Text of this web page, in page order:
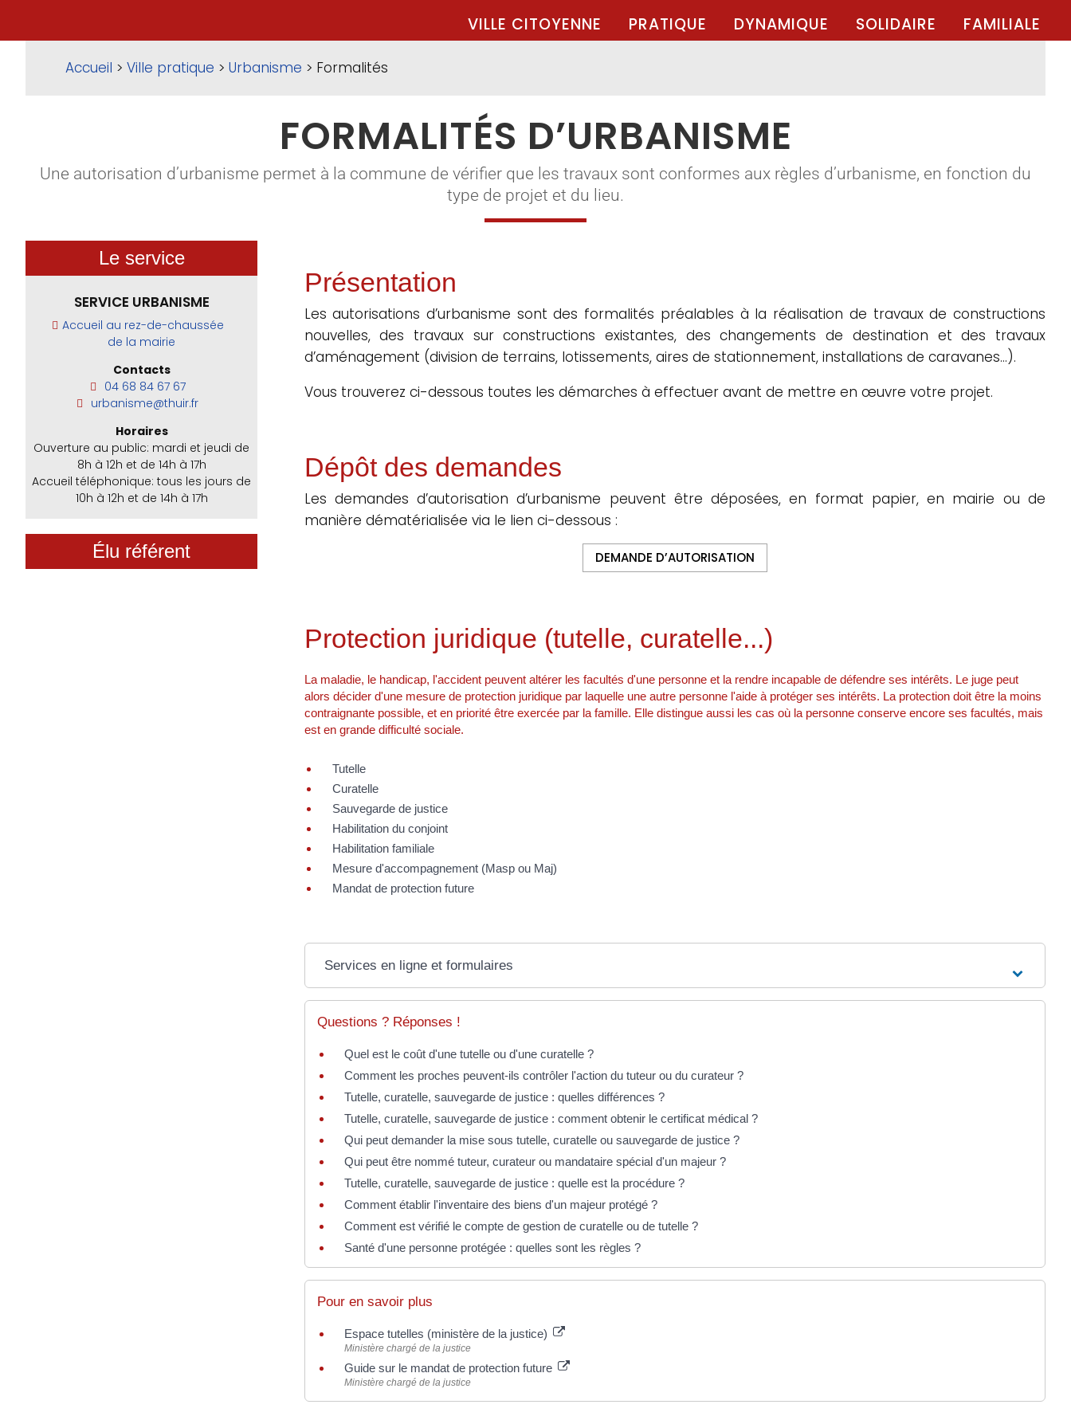
VILLE CITOYENNE PRATIQUE DYNAMIQUE SOLIDAIRE FAMILIALE
Accueil > Ville pratique > Urbanisme > Formalités
FORMALITÉS D’URBANISME
Une autorisation d’urbanisme permet à la commune de vérifier que les travaux sont conformes aux règles d’urbanisme, en fonction du
type de projet et du lieu.
Le service
SERVICE URBANISME
Accueil au rez-de-chaussée
de la mairie
Contacts
04 68 84 67 67
urbanisme@thuir.fr
Horaires
Ouverture au public: mardi et jeudi de
8h à 12h et de 14h à 17h
Accueil téléphonique: tous les jours de
10h à 12h et de 14h à 17h
Élu référent
Présentation
Les autorisations d’urbanisme sont des formalités préalables à la réalisation de travaux de constructions
nouvelles, des travaux sur constructions existantes, des changements de destination et des travaux
d’aménagement (division de terrains, lotissements, aires de stationnement, installations de caravanes…).
Vous trouverez ci-dessous toutes les démarches à effectuer avant de mettre en œuvre votre projet.
Dépôt des demandes
Les demandes d’autorisation d’urbanisme peuvent être déposées, en format papier, en mairie ou de
manière dématérialisée via le lien ci-dessous :
DEMANDE D’AUTORISATION
Protection juridique (tutelle, curatelle...)
La maladie, le handicap, l'accident peuvent altérer les facultés d'une personne et la rendre incapable de défendre ses intérêts. Le juge peut
alors décider d'une mesure de protection juridique par laquelle une autre personne l'aide à protéger ses intérêts. La protection doit être la moins
contraignante possible, et en priorité être exercée par la famille. Elle distingue aussi les cas où la personne conserve encore ses facultés, mais
est en grande difficulté sociale.
Tutelle
Curatelle
Sauvegarde de justice
Habilitation du conjoint
Habilitation familiale
Mesure d'accompagnement (Masp ou Maj)
Mandat de protection future
Services en ligne et formulaires
Questions ? Réponses !
Quel est le coût d'une tutelle ou d'une curatelle ?
Comment les proches peuvent-ils contrôler l'action du tuteur ou du curateur ?
Tutelle, curatelle, sauvegarde de justice : quelles différences ?
Tutelle, curatelle, sauvegarde de justice : comment obtenir le certificat médical ?
Qui peut demander la mise sous tutelle, curatelle ou sauvegarde de justice ?
Qui peut être nommé tuteur, curateur ou mandataire spécial d'un majeur ?
Tutelle, curatelle, sauvegarde de justice : quelle est la procédure ?
Comment établir l'inventaire des biens d'un majeur protégé ?
Comment est vérifié le compte de gestion de curatelle ou de tutelle ?
Santé d'une personne protégée : quelles sont les règles ?
Pour en savoir plus
Espace tutelles (ministère de la justice)
Ministère chargé de la justice
Guide sur le mandat de protection future
Ministère chargé de la justice